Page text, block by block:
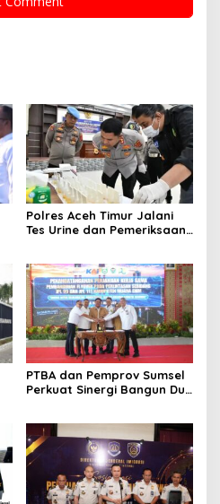
Polres Aceh Timur Jalani
Tes Urine dan Pemeriksaan
PTBA dan Pemprov Sumsel
Perkuat Sinergi Bangun Dua